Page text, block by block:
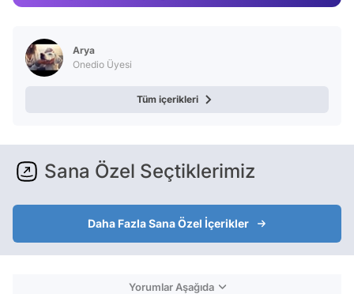
Arya
Onedio Üyesi
Tüm içerikleri
Sana Özel Seçtiklerimiz
Daha Fazla Sana Özel İçerikler
Yorumlar Aşağıda